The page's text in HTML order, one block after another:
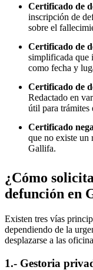
Certificado de
inscripción de
sobre el
Certificado de
simplificada que
como fecha y
Certificado de
Redactado en
útil para trámites
Certificado
que no existe un
Gallifa.
¿Cómo
defunción en
Existen tres vías
dependiendo de la
desplazarse a las
1.- Gestoria